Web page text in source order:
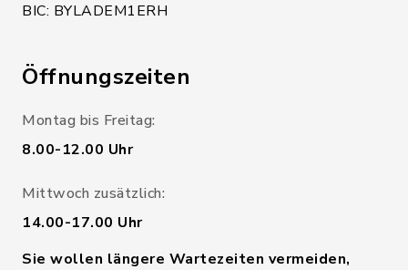
BIC: BYLADEM1ERH
Öffnungszeiten
Montag bis Freitag:
8.00-12.00 Uhr
Mittwoch zusätzlich:
14.00-17.00 Uhr
Sie wollen längere Wartezeiten vermeiden,